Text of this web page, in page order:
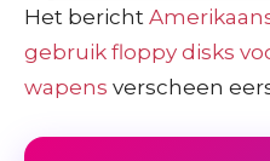
Het bericht
gebruik floppy disks
wapens verscheen